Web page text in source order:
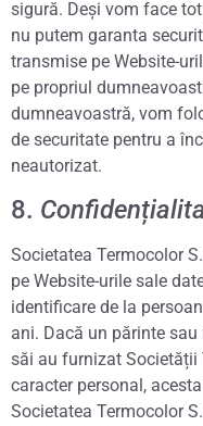
sigură. Deși vom face
nu putem garanta
transmise pe Website-
pe propriul
dumneavoastră, vom
de securitate pentru a
neautorizat.
8.
Societatea Termocolor
pe Website-urile sale
identificare de la
ani. Dacă un părinte
săi au furnizat Societății
caracter personal,
Societatea Termocolor